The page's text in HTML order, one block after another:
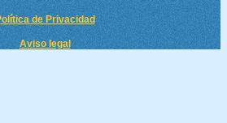
de Privacidad
Aviso legal